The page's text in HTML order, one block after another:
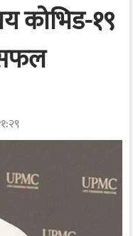
कोभिड-१९